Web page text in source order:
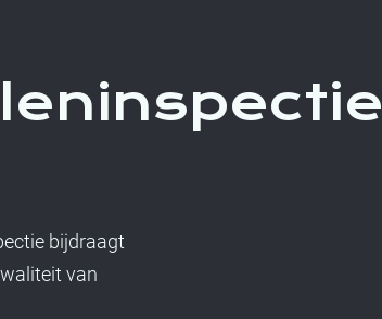
bijdraagt
van